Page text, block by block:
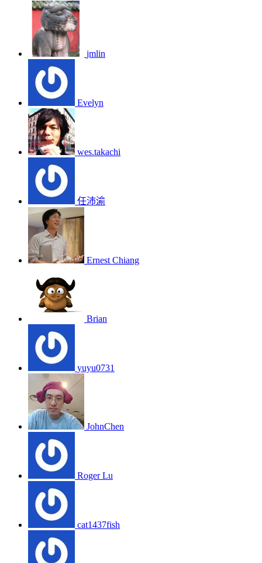
jmlin
Evelyn
wes.takachi
任沛渝
Ernest Chiang
Brian
yuyu0731
JohnChen
Roger Lu
cat1437fish